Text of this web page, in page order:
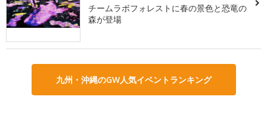
チームラボフォレストに春の景色と恐竜の
森が登場
九州・沖縄のGW人気イベントランキング